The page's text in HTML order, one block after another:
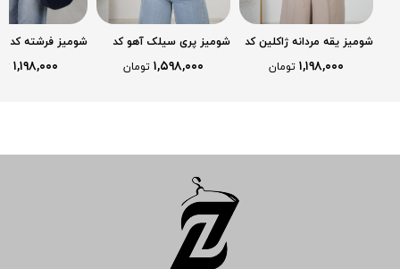
شومیز یقه مردانه ژاکلین کد
۱,۱۹۸,۰۰۰ تومان
شومیز پری سیلک آهو کد
۱,۵۹۸,۰۰۰ تومان
شومیز فرشته کد 2634
۱,۱۹۸,۰۰۰